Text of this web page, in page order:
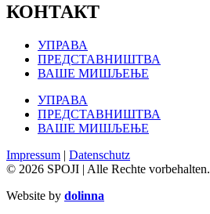
КОНТАКТ
УПРАВА
ПРЕДСТАВНИШТВА
ВАШЕ МИШЉЕЊЕ
УПРАВА
ПРЕДСТАВНИШТВА
ВАШЕ МИШЉЕЊЕ
Impressum | Datenschutz
© 2026 SPOJI | Alle Rechte vorbehalten.
Website by dolinna